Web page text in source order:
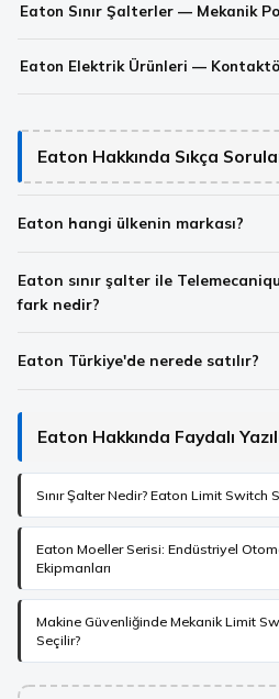
Eaton Sınır Şalterler — Mekanik
Eaton Elektrik Ürünleri —
Eaton Hakkında Sıkça
Eaton hangi ülkenin markası?
Eaton sınır şalter ile
fark nedir?
Eaton Türkiye'de nerede satılır?
Eaton Hakkında Faydalı
Sınır Şalter Nedir? Eaton Limit
Eaton Moeller Serisi: Endüstriyel
Ekipmanları
Makine Güvenliğinde Mekanik Limit
Seçilir?